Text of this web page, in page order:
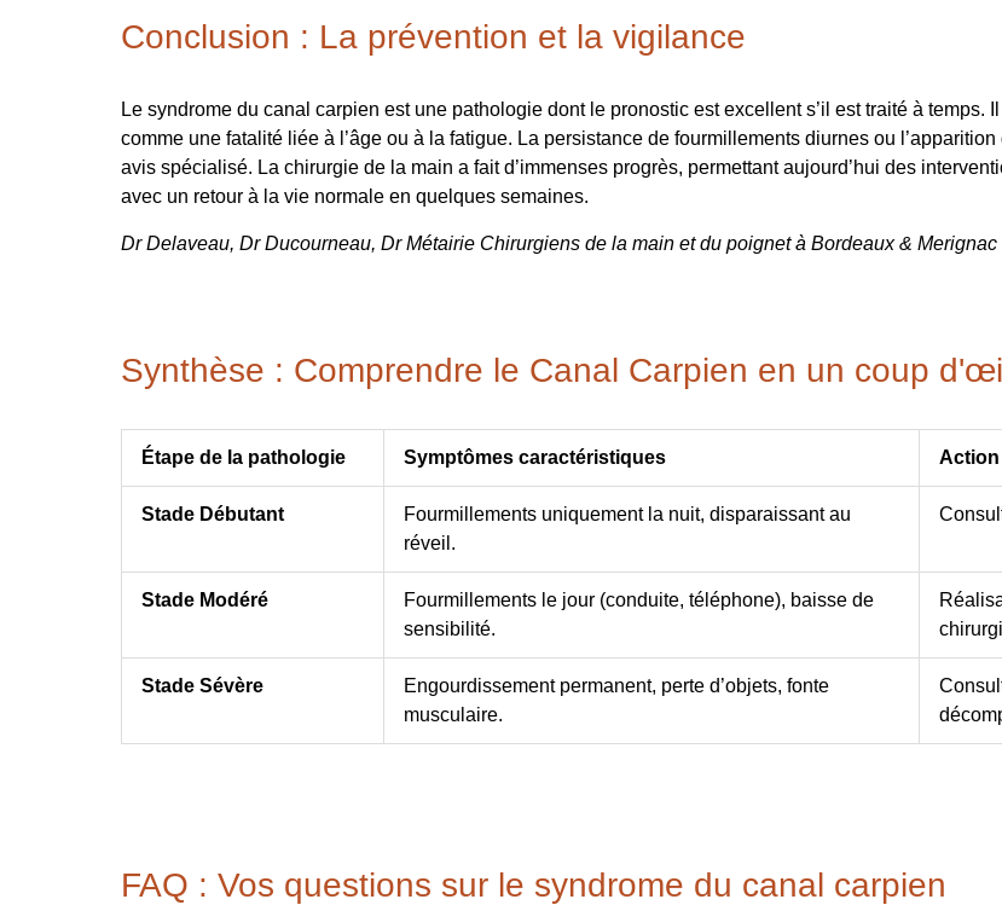
Conclusion : La prévention et la vigilance
Le syndrome du canal carpien est une pathologie dont le pronostic est excellent s’il est traité à temps.
comme une fatalité liée à l’âge ou à la fatigue. La persistance de fourmillements diurnes ou
avis spécialisé. La chirurgie de la main a fait d’immenses progrès, permettant aujourd’hui des
avec un retour à la vie normale en quelques semaines.
Dr Delaveau, Dr Ducourneau, Dr Métairie Chirurgiens de la main et du poignet à Bordeaux & Merignac
Synthèse : Comprendre le Canal Carpien en un coup
Étape de la pathologie Symptômes caractéristiques Action
Stade Débutant
Fourmillements uniquement la nuit, disparaissant au
réveil.
Stade Modéré
Fourmillements le jour (conduite, téléphone), baisse de
sensibilité.
Stade Sévère
Engourdissement permanent, perte d’objets, fonte
musculaire.
FAQ : Vos questions sur le syndrome du canal carpien